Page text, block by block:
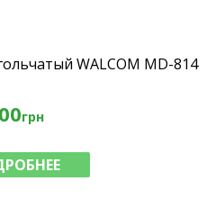
WALCOM MD-814
грн